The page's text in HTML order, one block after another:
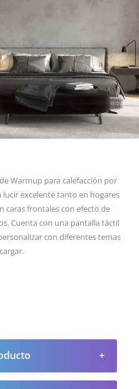
Warmup para calefacción por
excelente tanto en hogares
caras frontales con efecto de
Cuenta con una pantalla táctil
con diferentes temas